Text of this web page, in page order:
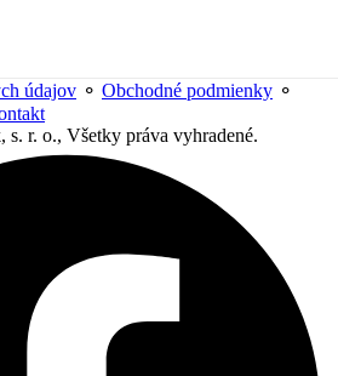
údajov ⚬ Obchodné podmienky ⚬
r. o., Všetky práva vyhradené.